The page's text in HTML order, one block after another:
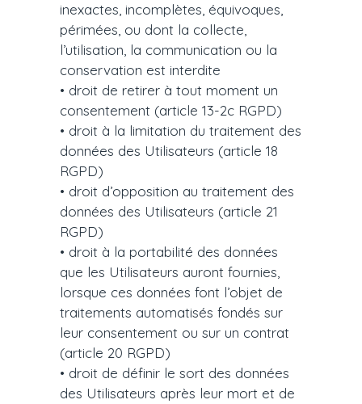
inexactes, incomplètes, équivoques,
périmées, ou dont la collecte,
l’utilisation, la communication ou la
conservation est interdite
• droit de retirer à tout moment un
consentement (article 13-2c RGPD)
• droit à la limitation du traitement des
données des Utilisateurs (article 18
RGPD)
• droit d’opposition au traitement des
données des Utilisateurs (article 21
RGPD)
• droit à la portabilité des données
que les Utilisateurs auront fournies,
lorsque ces données font l’objet de
traitements automatisés fondés sur
leur consentement ou sur un contrat
(article 20 RGPD)
• droit de définir le sort des données
des Utilisateurs après leur mort et de